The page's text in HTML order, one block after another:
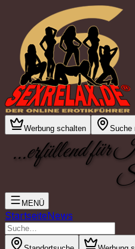
Werbung schalten Suche
...erfüllend für
MENÜ
StartseiteNews